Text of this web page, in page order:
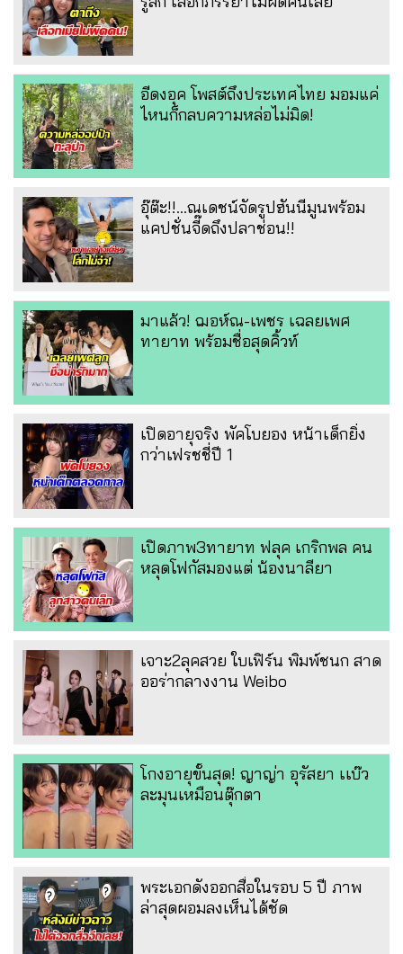
อีดงอุค โพสต์ถึงประเทศไทย มอมแค่
ไหนก็กลบความหล่อไม่มิด!
อุ๊ต๊ะ!!...ณเดชน์จัดรูปฮันนีมูนพร้อม
แคปชั่นจี๊ดถึงปลาช่อน!!
มาแล้ว! ฌอห์ณ-เพชร เฉลยเพศ
ทายาท พร้อมชื่อสุดคิ้วท์
เปิดอายุจริง พัคโบยอง หน้าเด็กยิ่ง
กว่าเฟรชชี่ปี 1
เปิดภาพ3ทายาท ฟลุค เกริกพล คน
หลุดโฟกัสมองแต่ น้องนาลียา
เจาะ2ลุคสวย ใบเฟิร์น พิมพ์ชนก สาด
ออร่ากลางงาน Weibo
โกงอายุขั้นสุด! ญาญ่า อุรัสยา เเบ๊ว
ละมุนเหมือนตุ๊กตา
พระเอกดังออกสื่อในรอบ 5 ปี ภาพ
ล่าสุดผอมลงเห็นได้ชัด